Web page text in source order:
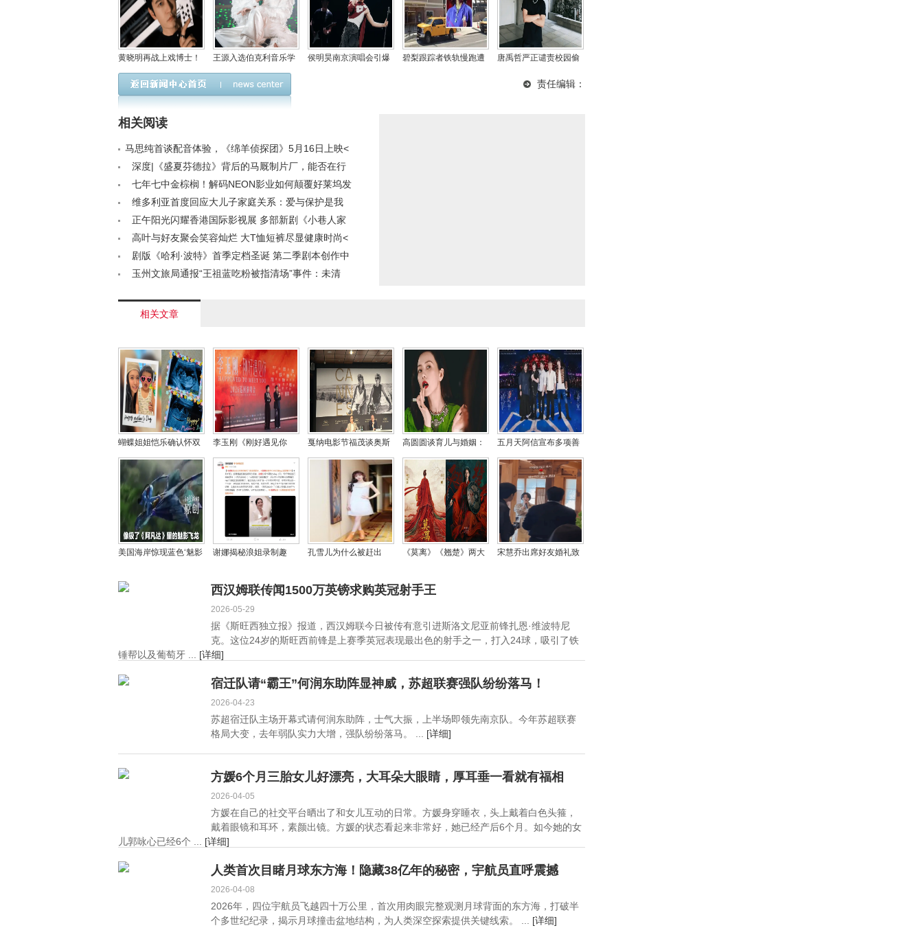
黄晓明再战上戏博士！
去年失利后今年卷土重
来
王源入选伯克利音乐学
院年度杰出校友名单
侯明昊南京演唱会引爆
碧梨跟踪者铁轨慢跑遭
唐禹哲严正谴责校园偷
责任编辑：
相关阅读
马思纯首谈配音体验，《绵羊侦探团》5月16日上映<
/a> 深度|《盛夏芬德拉》背后的马厩制片厂，能否在行
业变革中持续领跑？< /a>
七年七中金棕榈！解码NEON影业如何颠覆好莱坞发
行规则< /a>
维多利亚首度回应大儿子家庭关系：爱与保护是我
们的首要任务< /a>
正午阳光闪耀香港国际影视展 多部新剧《小巷人家
2》《雨霖铃》等引关注< /a>
高叶与好友聚会笑容灿烂 大T恤短裤尽显健康时尚<
/a> 剧版《哈利·波特》首季定档圣诞 第二季剧本创作中
< /a>玉州文旅局通报“王祖蓝吃粉被指清场”事件：未清
相关文章
蝴蝶姐姐恺乐确认怀双
胞胎，幽默回应网友调
李玉刚《刚好遇见你
2026》巡演震撼官宣 首
站8月7日常州启幕
戛纳电影节福茂谈奥斯
卡新规与AI影响，强调
开放与多元
高圆圆谈育儿与婚姻：
亲力亲为育儿，与赵又
廷相互成就
五月天阿信宣布多项善
举 捐赠善款助力公益与
救灾
美国海岸惊现蓝色‘魅影
达》生物引关注
谢娜揭秘浪姐录制趣
rap吐槽憋爆
孔雪儿为什么被赶出
来了
《莫离》《翘楚》两大
打”印证平台排播新策略
宋慧乔出席好友婚礼致
西汉姆联传闻1500万英镑求购英冠射手王
2026-05-29
据《斯旺西独立报》报道，西汉姆联今日被传有意引进斯洛文尼亚前锋扎恩·维波特尼
克。这位24岁的斯旺西前锋是上赛季英冠表现最出色的射手之一，打入24球，吸引了铁
锤帮以及葡萄牙 ... [详细]
宿迁队请“霸王”何润东助阵显神威，苏超联赛强队纷纷落马！
2026-04-23
苏超宿迁队主场开幕式请何润东助阵，士气大振，上半场即领先南京队。今年苏超联赛
格局大变，去年弱队实力大增，强队纷纷落马。 ... [详细]
方媛6个月三胎女儿好漂亮，大耳朵大眼睛，厚耳垂一看就有福相
2026-04-05
方媛在自己的社交平台晒出了和女儿互动的日常。方媛身穿睡衣，头上戴着白色头箍，
戴着眼镜和耳环，素颜出镜。方媛的状态看起来非常好，她已经产后6个月。如今她的女
儿郭咏心已经6个 ... [详细]
人类首次目睹月球东方海！隐藏38亿年的秘密，宇航员直呼震撼
2026-04-08
2026年，四位宇航员飞越四十万公里，首次用肉眼完整观测月球背面的东方海，打破半
个多世纪纪录，揭示月球撞击盆地结构，为人类深空探索提供关键线索。 ... [详细]